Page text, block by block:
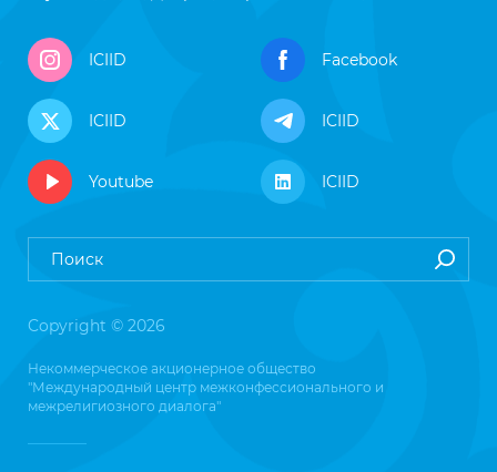
ICIID Facebook
ICIID ICIID
Youtube ICIID
Copyright © 2026
Некоммерческое акционерное общество
"Международный центр межконфессионального и
межрелигиозного диалога"